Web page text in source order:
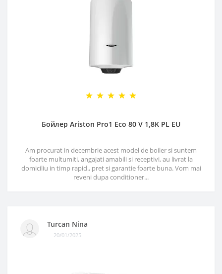
Бойлер Ariston Pro1 Eco 80 V 1,8K PL EU
Am procurat in decembrie acest model de boiler si suntem
foarte multumiti, angajati amabili si receptivi, au livrat la
domiciliu in timp rapid., pret si garantie foarte buna. Vom mai
reveni dupa conditioner...
Turcan Nina
20/01/2025